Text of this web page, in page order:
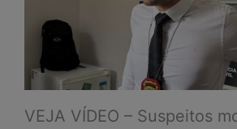
VEJA VÍDEO – Suspeitos